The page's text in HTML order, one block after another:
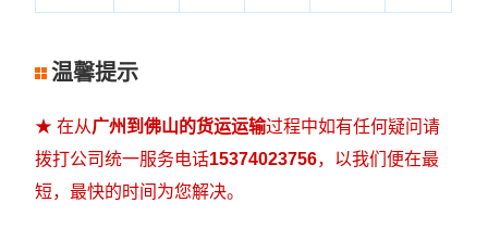
温馨提示
★ 在从广州到佛山的货运运输过程中如有任何疑问请
拨打公司统一服务电话15374023756，以我们便在最
短，最快的时间为您解决。